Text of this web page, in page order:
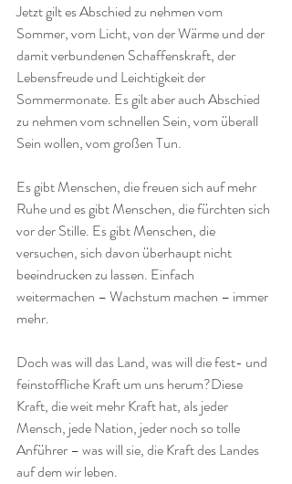
Jetzt gilt es Abschied zu nehmen vom
Sommer, vom Licht, von der Wärme und der
damit verbundenen Schaffenskraft, der
Lebensfreude und Leichtigkeit der
Sommermonate. Es gilt aber auch Abschied
zu nehmen vom schnellen Sein, vom überall
Sein wollen, vom großen Tun.
Es gibt Menschen, die freuen sich auf mehr
Ruhe und es gibt Menschen, die fürchten sich
vor der Stille. Es gibt Menschen, die
versuchen, sich davon überhaupt nicht
beeindrucken zu lassen. Einfach
weitermachen – Wachstum machen – immer
mehr.
Doch was will das Land, was will die fest- und
feinstoffliche Kraft um uns herum?Diese
Kraft, die weit mehr Kraft hat, als jeder
Mensch, jede Nation, jeder noch so tolle
Anführer – was will sie, die Kraft des Landes
auf dem wir leben.